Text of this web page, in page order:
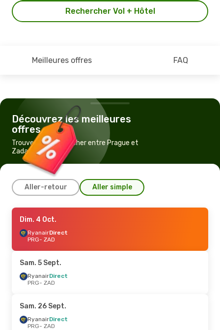
Rechercher Vol + Hôtel
Meilleures offres FAQ
Découvrez les meilleures
offres
Trouvez un vol pas cher entre Prague et
Zadar
Aller-retour Aller simple
Ven. 18 Sept.
RyanairDirect
PRG- ZAD
ZAD- PRG
Sam. 5 Sept.- Dim. 6 Sept.
RyanairDirect
ZAD- PRG
Dim. 4 Oct.
RyanairDirect
PRG- ZAD
Sam. 5 Sept.
RyanairDirect
PRG- ZAD
Sam. 26 Sept.
RyanairDirect
PRG- ZAD